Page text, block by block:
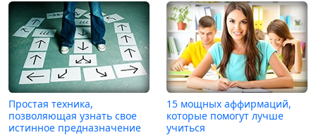
Простая техника,
позволяющая узнать свое
истинное предназначение
15 мощных аффирмаций,
которые помогут лучше
учиться